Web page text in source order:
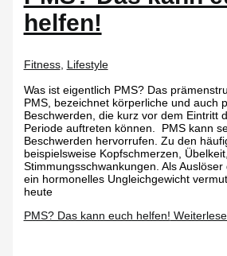
helfen!
Fitness, Lifestyle
Was ist eigentlich PMS? Das
PMS, bezeichnet körperliche und auch
Beschwerden, die kurz vor dem Eintritt
Periode auftreten können. PMS kann
Beschwerden hervorrufen. Zu den
beispielsweise Kopfschmerzen,
Stimmungsschwankungen. Als
ein hormonelles Ungleichgewicht
heute
PMS? Das kann euch helfen!